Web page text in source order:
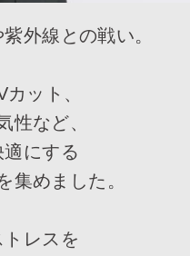
外線との戦い。
ット、
性など、
にする
集めました。
レスを